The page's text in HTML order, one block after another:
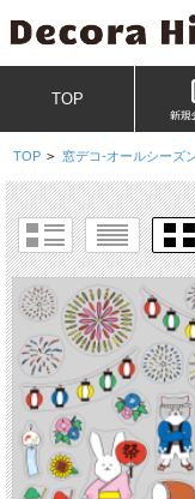
TOP
TOP > 窓デコ-オールシーズ